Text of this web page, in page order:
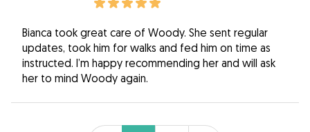
Bianca took great care of Woody. She sent regular
updates, took him for walks and fed him on time as
instructed. I’m happy recommending her and will ask
her to mind Woody again.